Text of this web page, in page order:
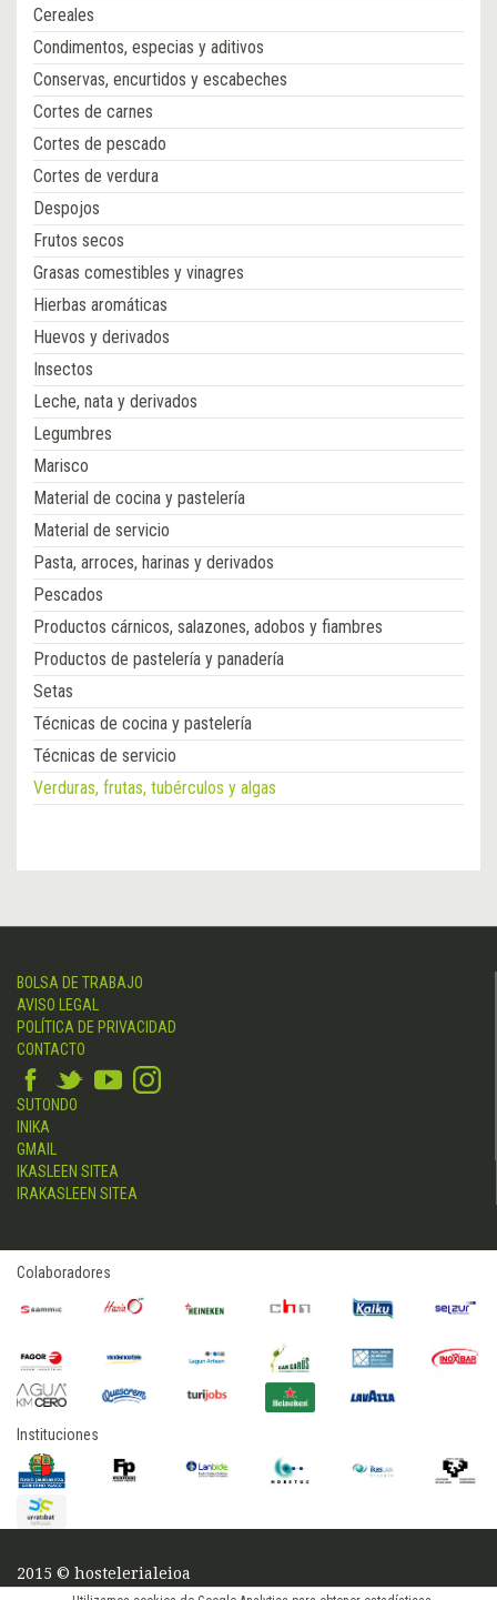
Cereales
Condimentos, especias y aditivos
Conservas, encurtidos y escabeches
Cortes de carnes
Cortes de pescado
Cortes de verdura
Despojos
Frutos secos
Grasas comestibles y vinagres
Hierbas aromáticas
Huevos y derivados
Insectos
Leche, nata y derivados
Legumbres
Marisco
Material de cocina y pastelería
Material de servicio
Pasta, arroces, harinas y derivados
Pescados
Productos cárnicos, salazones, adobos y fiambres
Productos de pastelería y panadería
Setas
Técnicas de cocina y pastelería
Técnicas de servicio
Verduras, frutas, tubérculos y algas
BOLSA DE TRABAJO
AVISO LEGAL
POLÍTICA DE PRIVACIDAD
CONTACTO
SUTONDO
INIKA
GMAIL
IKASLEEN SITEA
IRAKASLEEN SITEA
Colaboradores
Instituciones
2015 © hostelerialeioa